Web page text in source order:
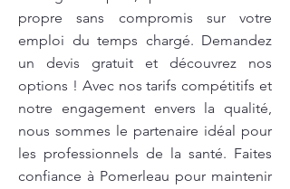
propre sans compromis sur votre
emploi du temps chargé. Demandez
un devis gratuit et découvrez nos
options ! Avec nos tarifs compétitifs et
notre engagement envers la qualité,
nous sommes le partenaire idéal pour
les professionnels de la santé. Faites
confiance à Pomerleau pour maintenir